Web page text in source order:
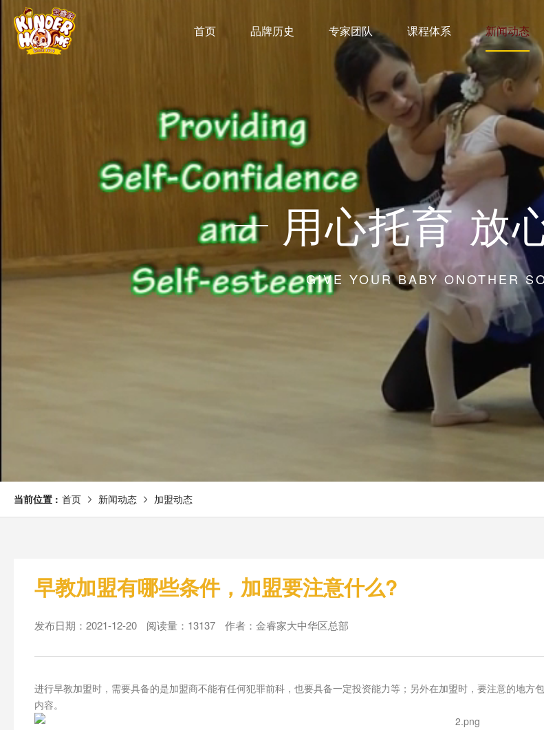
首页 品牌历史 专家团队 课程体系 新闻动态
用心托育 放
GIVE YOUR BABY ONOTHER
当前位置 : 首页 新闻动态 加盟动态
早教加盟有哪些条件，加盟要注意什么?
发布日期：2021-12-20 阅读量：13137 作者：金睿家大中华区总部
进行早教加盟时，需要具备的是加盟商不能有任何犯罪前科，也要具备一定投资能力等；另外在加盟时，要注意的地
内容。